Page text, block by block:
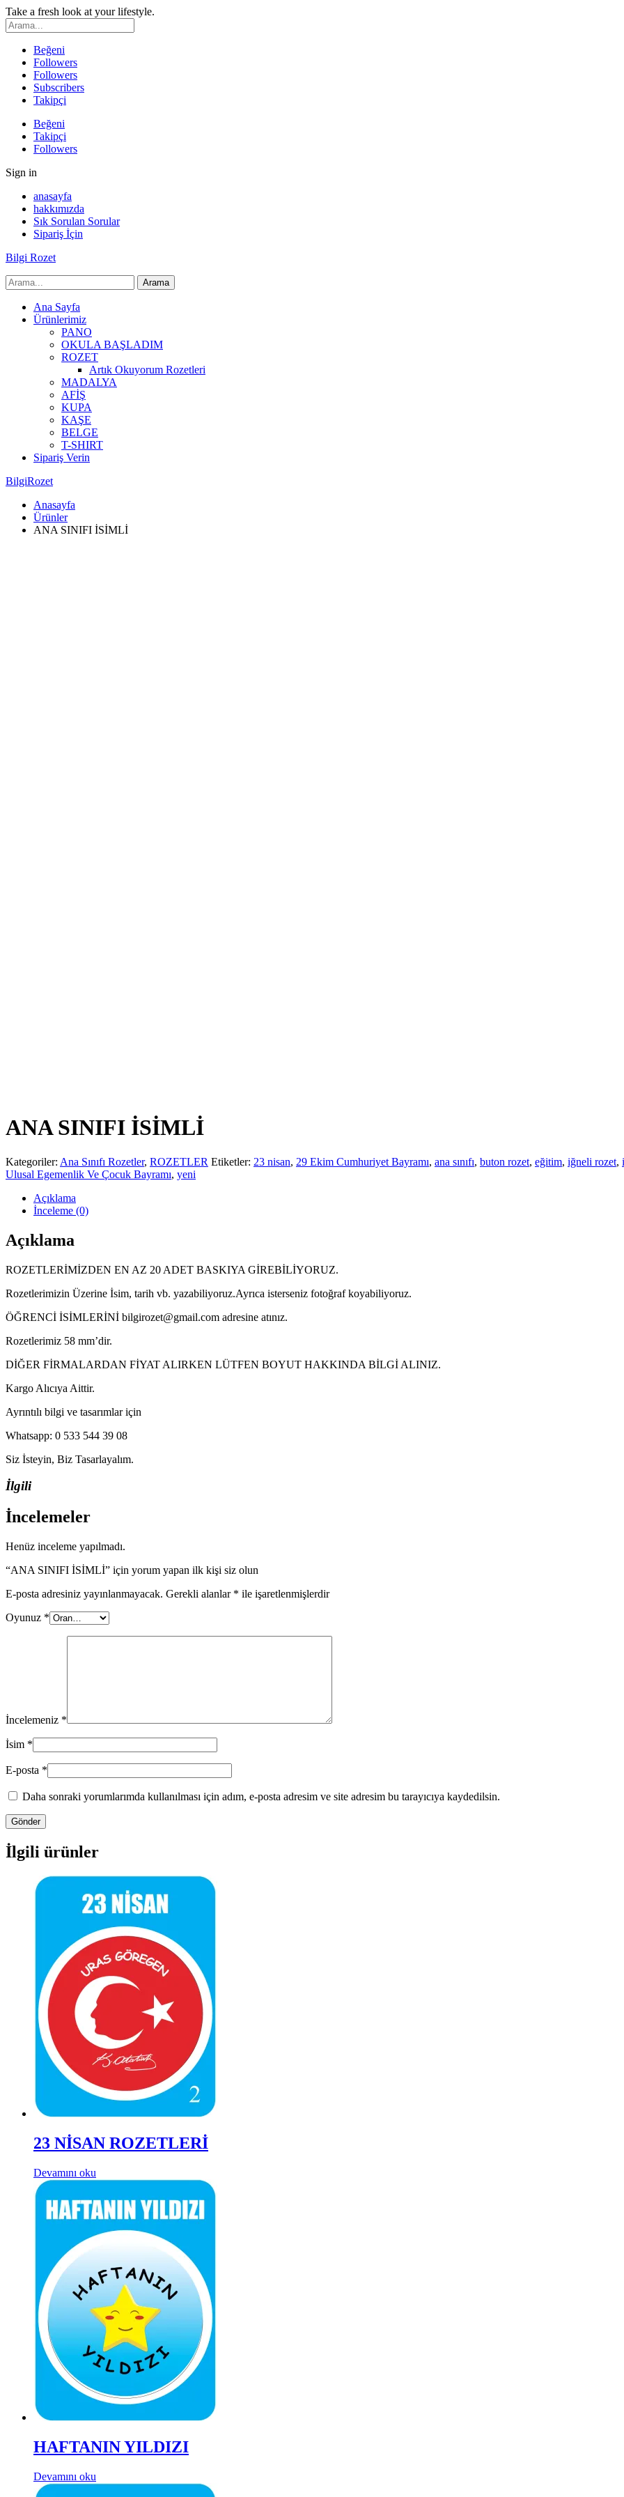
Take a fresh look at your lifestyle.
Beğeni
Followers
Followers
Subscribers
Takipçi
Beğeni
Takipçi
Followers
Sign in
anasayfa
hakkımızda
Sık Sorulan Sorular
Sipariş İçin
Bilgi Rozet
Ana Sayfa
Ürünlerimiz
PANO
OKULA BAŞLADIM
ROZET
Artık Okuyorum Rozetleri
MADALYA
AFİŞ
KUPA
KAŞE
BELGE
T-SHIRT
Sipariş Verin
BilgiRozet
Anasayfa
Ürünler
ANA SINIFI İSİMLİ
ANA SINIFI İSİMLİ
Kategoriler: Ana Sınıfı Rozetler, ROZETLER Etiketler: 23 nisan, 29 Ekim Cumhuriyet Bayramı, ana sınıfı, buton rozet, eğitim, iğneli rozet,
Ulusal Egemenlik Ve Çocuk Bayramı, yeni
Açıklama
İnceleme (0)
Açıklama
ROZETLERİMİZDEN EN AZ 20 ADET BASKIYA GİREBİLİYORUZ.
Rozetlerimizin Üzerine İsim, tarih vb. yazabiliyoruz.Ayrıca isterseniz fotoğraf koyabiliyoruz.
ÖĞRENCİ İSİMLERİNİ bilgirozet@gmail.com adresine atınız.
Rozetlerimiz 58 mm’dir.
DİĞER FİRMALARDAN FİYAT ALIRKEN LÜTFEN BOYUT HAKKINDA BİLGİ ALINIZ.
Kargo Alıcıya Aittir.
Ayrıntılı bilgi ve tasarımlar için
Whatsapp: 0 533 544 39 08
Siz İsteyin, Biz Tasarlayalım.
İlgili
İncelemeler
Henüz inceleme yapılmadı.
“ANA SINIFI İSİMLİ” için yorum yapan ilk kişi siz olun
E-posta adresiniz yayınlanmayacak. Gerekli alanlar * ile işaretlenmişlerdir
Oyunuz *
İncelemeniz *
İsim *
E-posta *
Daha sonraki yorumlarımda kullanılması için adım, e-posta adresim ve site adresim bu tarayıcıya kaydedilsin.
İlgili ürünler
23 NİSAN ROZETLERİ
Devamını oku
HAFTANIN YILDIZI
Devamını oku